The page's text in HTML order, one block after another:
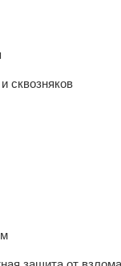
сквозняков